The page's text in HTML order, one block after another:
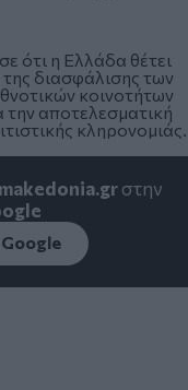
ότι η Ελλάδα θέτει
διασφάλισης των
κοινοτήτων
την αποτελεσματική
κληρονομιάς.
στην
Google